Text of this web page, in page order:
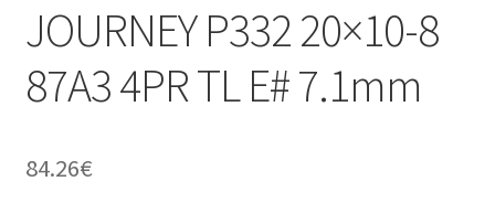
JOURNEY P332 20×10-8
87A3 4PR TL E# 7.1mm
84.26€